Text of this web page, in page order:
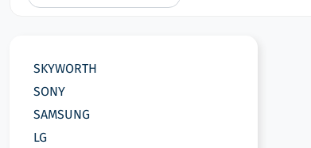
ტელევიზორები
პლანშეტები, ტაბლეტები
SKYWORTH
SONY
SAMSUNG
LG